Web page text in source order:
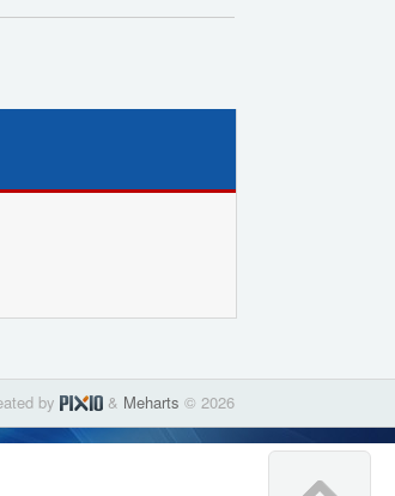
by & Meharts © 2026